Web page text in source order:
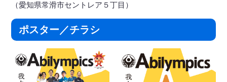
（愛知県常滑市セントレア５丁目）
ポスター／チラシ